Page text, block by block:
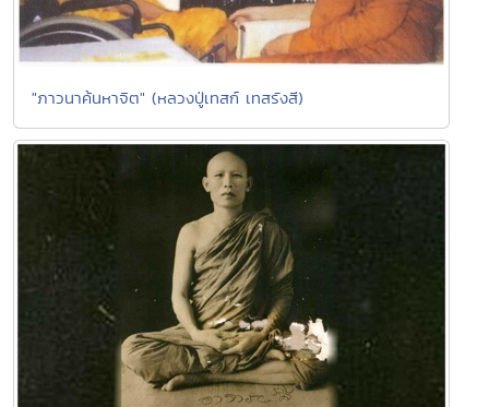
"ภาวนาค้นหาจิต" (หลวงปู่เทสก์ เทสรังสี)